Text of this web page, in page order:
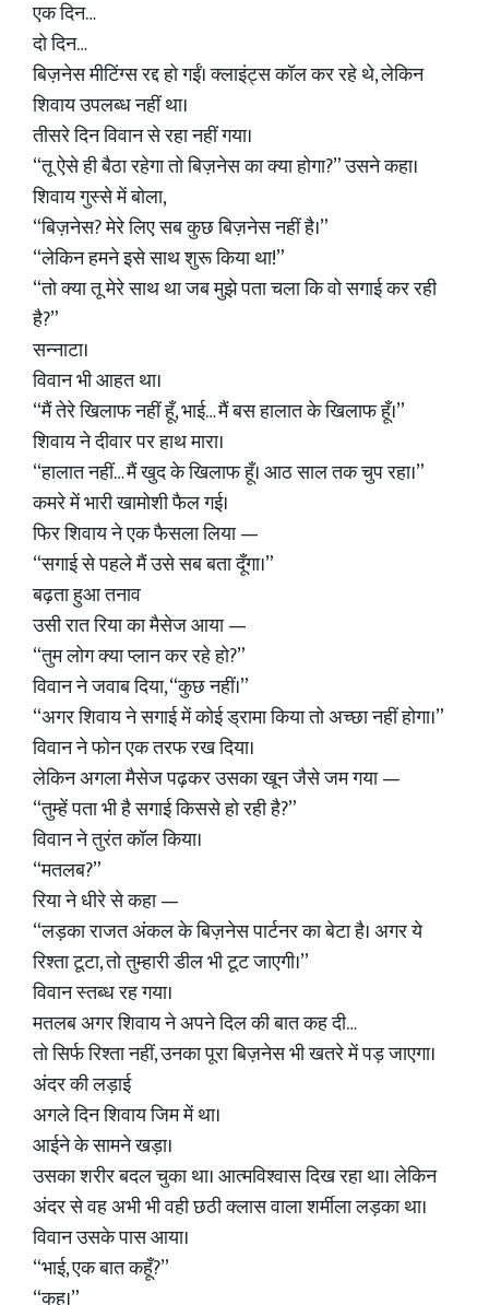
एक दिन…
दो दिन…
बिज़नेस मीटिंग्स रद्द हो गईं। क्लाइंट्स कॉल कर रहे थे, लेकिन
शिवाय उपलब्ध नहीं था।
तीसरे दिन विवान से रहा नहीं गया।
“तू ऐसे ही बैठा रहेगा तो बिज़नेस का क्या होगा?” उसने कहा।
शिवाय गुस्से में बोला,
“बिज़नेस? मेरे लिए सब कुछ बिज़नेस नहीं है।”
“लेकिन हमने इसे साथ शुरू किया था!”
“तो क्या तू मेरे साथ था जब मुझे पता चला कि वो सगाई कर रही
है?”
सन्नाटा।
विवान भी आहत था।
“मैं तेरे खिलाफ नहीं हूँ, भाई… मैं बस हालात के खिलाफ हूँ।”
शिवाय ने दीवार पर हाथ मारा।
“हालात नहीं… मैं खुद के खिलाफ हूँ। आठ साल तक चुप रहा।”
कमरे में भारी खामोशी फैल गई।
फिर शिवाय ने एक फैसला लिया —
“सगाई से पहले मैं उसे सब बता दूँगा।”
बढ़ता हुआ तनाव
उसी रात रिया का मैसेज आया —
“तुम लोग क्या प्लान कर रहे हो?”
विवान ने जवाब दिया, “कुछ नहीं।”
“अगर शिवाय ने सगाई में कोई ड्रामा किया तो अच्छा नहीं होगा।”
विवान ने फोन एक तरफ रख दिया।
लेकिन अगला मैसेज पढ़कर उसका खून जैसे जम गया —
“तुम्हें पता भी है सगाई किससे हो रही है?”
विवान ने तुरंत कॉल किया।
“मतलब?”
रिया ने धीरे से कहा —
“लड़का राजत अंकल के बिज़नेस पार्टनर का बेटा है। अगर ये
रिश्ता टूटा, तो तुम्हारी डील भी टूट जाएगी।”
विवान स्तब्ध रह गया।
मतलब अगर शिवाय ने अपने दिल की बात कह दी…
तो सिर्फ रिश्ता नहीं, उनका पूरा बिज़नेस भी खतरे में पड़ जाएगा।
अंदर की लड़ाई
अगले दिन शिवाय जिम में था।
आईने के सामने खड़ा।
उसका शरीर बदल चुका था। आत्मविश्वास दिख रहा था। लेकिन
अंदर से वह अभी भी वही छठी क्लास वाला शर्मीला लड़का था।
विवान उसके पास आया।
“भाई, एक बात कहूँ?”